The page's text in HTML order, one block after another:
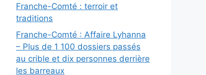
Franche-Comté : terroir et
traditions
Franche-Comté : Affaire Lyhanna
– Plus de 1 100 dossiers passés
au crible et dix personnes derrière
les barreaux